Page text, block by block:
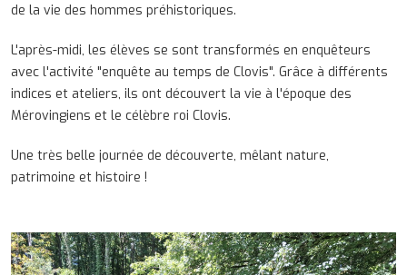
de la vie des hommes préhistoriques.
L'après-midi, les élèves se sont transformés en enquêteurs
avec l'activité "enquête au temps de Clovis". Grâce à différents
indices et ateliers, ils ont découvert la vie à l'époque des
Mérovingiens et le célèbre roi Clovis.
Une très belle journée de découverte, mêlant nature,
patrimoine et histoire !